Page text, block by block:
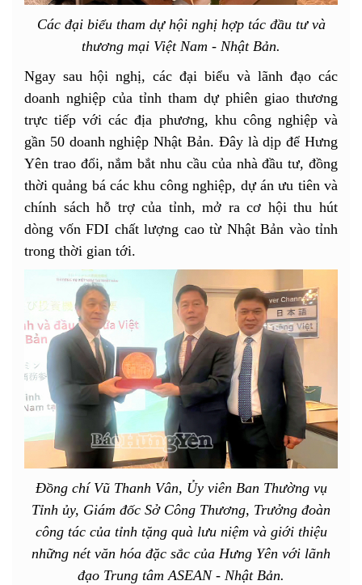
Các đại biểu tham dự hội nghị hợp tác đầu tư và
thương mại Việt Nam - Nhật Bản.
Ngay sau hội nghị, các đại biểu và lãnh đạo các
doanh nghiệp của tỉnh tham dự phiên giao thương
trực tiếp với các địa phương, khu công nghiệp và
gần 50 doanh nghiệp Nhật Bản. Đây là dịp để Hưng
Yên trao đổi, nắm bắt nhu cầu của nhà đầu tư, đồng
thời quảng bá các khu công nghiệp, dự án ưu tiên và
chính sách hỗ trợ của tỉnh, mở ra cơ hội thu hút
dòng vốn FDI chất lượng cao từ Nhật Bản vào tỉnh
trong thời gian tới.
Đồng chí Vũ Thanh Vân, Ủy viên Ban Thường vụ
Tỉnh ủy, Giám đốc Sở Công Thương, Trưởng đoàn
công tác của tỉnh tặng quà lưu niệm và giới thiệu
những nét văn hóa đặc sắc của Hưng Yên với lãnh
đạo Trung tâm ASEAN - Nhật Bản.